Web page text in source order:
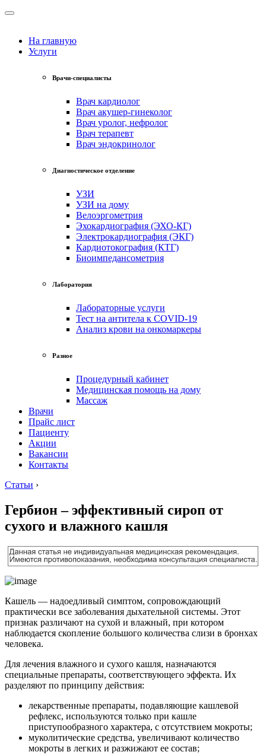
На главную
Услуги
Врачи-специалисты
Врач кардиолог
Врач акушер-гинеколог
Врач уролог, нефролог
Врач терапевт
Врач эндокринолог
Диагностическое отделение
УЗИ
УЗИ на дому
Велоэргометрия
Эхокардиография (ЭХО-КГ)
Электрокардиография (ЭКГ)
Кардиотокография (КТГ)
Биоимпедансометрия
Лаборатория
Лабораторные услуги
Тест на антитела к COVID-19
Анализ крови на онкомаркеры
Разное
Процедурный кабинет
Медицинская помощь на дому
Массаж
Врачи
Прайс лист
Пациенту
Акции
Вакансии
Контакты
Статьи ›
Гербион – эффективный сироп от
сухого и влажного кашля
Кашель — надоедливый симптом, сопровождающий
практически все заболевания дыхательной системы. Этот
признак различают на сухой и влажный, при котором
наблюдается скопление большого количества слизи в бронхах
человека.
Для лечения влажного и сухого кашля, назначаются
специальные препараты, соответствующего эффекта. Их
разделяют по принципу действия:
лекарственные препараты, подавляющие кашлевой
рефлекс, используются только при кашле
приступообразного характера, с отсутствием мокроты;
муколитические средства, увеличивают количество
мокроты в легких и разжижают ее состав;